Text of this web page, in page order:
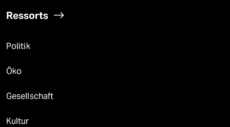
Ressorts
Politik
Öko
Gesellschaft
Kultur